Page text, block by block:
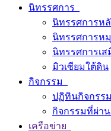
นิทรรศการ
นิทรรศการห
นิทรรศการห
นิทรรศการเส
มิวเซียมใต้ดิน
กิจกรรม
ปฏิทินกิจกรรม
กิจกรรมที่ผ่า
เครือข่าย